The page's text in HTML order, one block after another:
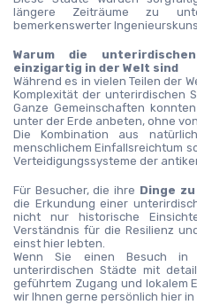
längere Zeiträume zu
bemerkenswerter
Warum die
einzigartig in der Welt sind
Während es in vielen Teilen der
Komplexität der unterirdischen
Ganze Gemeinschaften
unter der Erde anbeten, ohne
Die Kombination aus
menschlichem Einfallsreichtum
Verteidigungssysteme der
Für Besucher, die ihre Dinge
die Erkundung einer
nicht nur historische
Verständnis für die Resilienz
einst hier lebten.
Wenn Sie einen Besuch in
unterirdischen Städte mit
geführtem Zugang und lokalem
wir Ihnen gerne persönlich hier in